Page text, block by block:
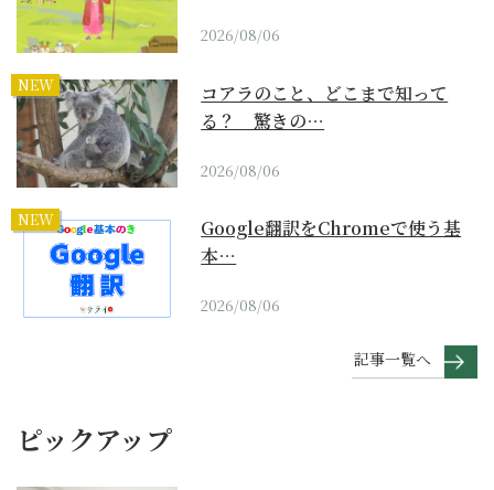
2026/08/06
NEW
コアラのこと、どこまで知って
る？ 驚きの…
2026/08/06
NEW
Google翻訳をChromeで使う基
本…
2026/08/06
記事一覧へ
ピックアップ